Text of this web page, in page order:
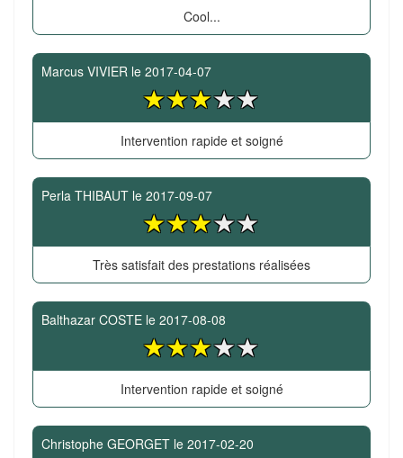
Cool...
Marcus VIVIER le 2017-04-07
Intervention rapide et soigné
Perla THIBAUT le 2017-09-07
Très satisfait des prestations réalisées
Balthazar COSTE le 2017-08-08
Intervention rapide et soigné
Christophe GEORGET le 2017-02-20